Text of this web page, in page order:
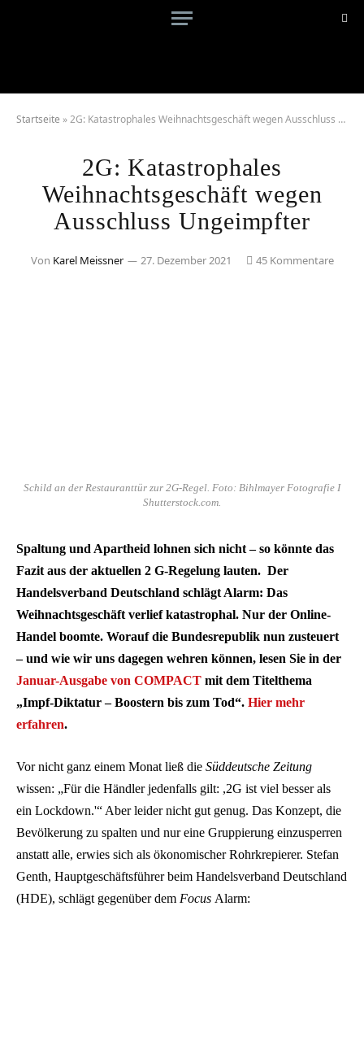
Startseite »2G: Katastrophales Weihnachtsgeschäft wegen Ausschluss Ungeimpfter
2G: Katastrophales
Weihnachtsgeschäft wegen
Ausschluss Ungeimpfter
Von Karel Meissner 27. Dezember 2021 45 Kommentare
Schild an der Restauranttür zur 2G-Regel. Foto: Bihlmayer Fotografie I
Shutterstock.com.
Spaltung und Apartheid lohnen sich nicht – so könnte das
Fazit aus der aktuellen 2 G-Regelung lauten. Der
Handelsverband Deutschland schlägt Alarm: Das
Weihnachtsgeschäft verlief katastrophal. Nur der Online-
Handel boomte. Worauf die Bundesrepublik nun zusteuert
– und wie wir uns dagegen wehren können, lesen Sie in der
Januar-Ausgabe von COMPACT mit dem Titelthema
„Impf-Diktatur – Boostern bis zum Tod“. Hier mehr
erfahren.
Vor nicht ganz einem Monat ließ die Süddeutsche Zeitung
wissen: „Für die Händler jedenfalls gilt: ,2G ist viel besser als
ein Lockdown.'“ Aber leider nicht gut genug. Das Konzept, die
Bevölkerung zu spalten und nur eine Gruppierung einzusperren
anstatt alle, erwies sich als ökonomischer Rohrkrepierer. Stefan
Genth, Hauptgeschäftsführer beim Handelsverband Deutschland
(HDE), schlägt gegenüber dem Focus Alarm: